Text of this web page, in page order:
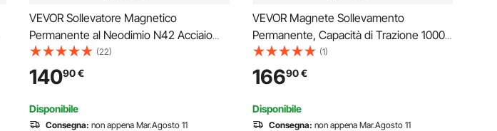
VEVOR Sollevatore Magnetico
Permanente al Neodimio N42 Acciaio
Portata Massima da 600kg Dimensioni
Base 210x118x118 mm, Sollevatore a
Magneti Permanenti Fattore di Sicurezza
2,5 Forza Trazione 1500kg
(22)
14090€
Disponibile
Consegna: non appena Mar.Agosto 11
VEVOR Magnete Sollevamento
Permanente, Capacità di Trazione 1000
kg, Supporto Magnetico al Neodimio
N42, con Maniglia di Rilascio Gancio in
Acciaio, Strumento per Movimentazione
di Parti in Lamiera
(1)
16690€
Disponibile
Consegna: non appena Mar.Agosto 11